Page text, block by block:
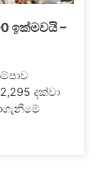
ඉක්මවයි –
දක්වා